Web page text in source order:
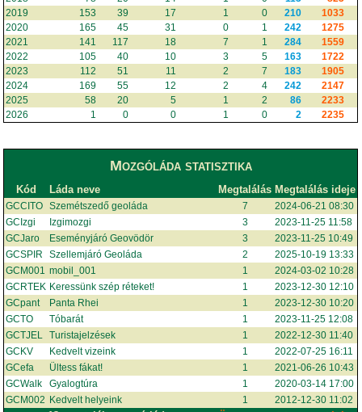
2019
153 39 17 1 0 210
1033
2020
165 45 31 0 1 242
1275
2021
141 117 18 7 1 284
1559
2022
105 40 10 3 5 163
1722
2023
112 51 11 2 7 183
1905
2024
169 55 12 2 4 242
2147
2025
58 20 5 1 2 86
2233
2026
1 0 0 1 0 2 2235
Mozgóláda statisztika
Kód Láda neve Megtalálás Megtalálás ideje
GCCITO Szemétszedő geoláda 7
2024-06-21 08:30
GCIzgi
Izgimozgi 3
2023-11-25 11:58
GCJaro
Eseményjáró Geovödör 3
2023-11-25 10:49
GCSPIR
Szellemjáró Geoláda 2
2025-10-19 13:33
GCM001 mobil_001 1
2024-03-02 10:28
GCRTEK Keressünk szép réteket! 1
2023-12-30 12:10
GCpant
Panta Rhei 1
2023-12-30 10:20
GCTO
Tóbarát 1
2023-11-25 12:08
GCTJEL
Turistajelzések 1
2022-12-30 11:40
GCKV
Kedvelt vizeink 1
2022-07-25 16:11
GCefa
Ültess fákat! 1
2021-06-26 10:43
GCWalk
Gyalogtúra 1
2020-03-14 17:00
GCM002 Kedvelt helyeink 1 2012-12-30 11:02